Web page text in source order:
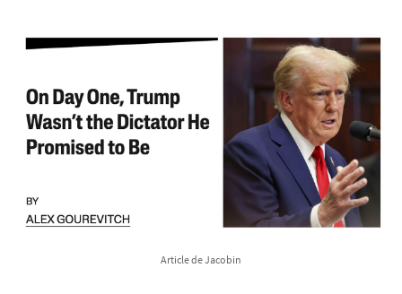
Article de Jacobin